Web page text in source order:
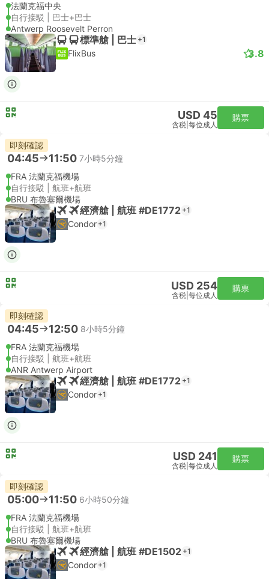
法蘭克福中央
自行接駁 | 巴士+巴士
Antwerp Roosevelt Perron
標準艙 | 巴士 +1
FlixBus 3.8
USD 45
含税 每位成人
購票
即刻確認
04:45 11:50 7小時5分鐘
FRA 法蘭克福機場
自行接駁 | 航班+航班
BRU 布魯塞爾機場
經濟艙 | 航班 #DE1772 +1
Condor +1
USD 254
含税 每位成人
購票
即刻確認
04:45 12:50 8小時5分鐘
FRA 法蘭克福機場
自行接駁 | 航班+航班
ANR Antwerp Airport
經濟艙 | 航班 #DE1772 +1
Condor +1
USD 241
含税 每位成人
購票
即刻確認
05:00 11:50 6小時50分鐘
FRA 法蘭克福機場
自行接駁 | 航班+航班
BRU 布魯塞爾機場
經濟艙 | 航班 #DE1502 +1
Condor +1